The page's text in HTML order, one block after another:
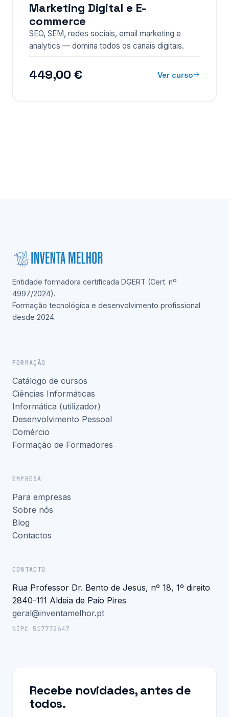
Marketing Digital e E-
commerce
SEO, SEM, redes sociais, email marketing e
analytics — domina todos os canais digitais.
449,00 € Ver curso
Entidade formadora certificada DGERT (Cert. nº
4997/2024).
Formação tecnológica e desenvolvimento profissional
desde 2024.
FORMAÇÃO
Catálogo de cursos
Ciências Informáticas
Informática (utilizador)
Desenvolvimento Pessoal
Comércio
Formação de Formadores
EMPRESA
Para empresas
Sobre nós
Blog
Contactos
CONTACTO
Rua Professor Dr. Bento de Jesus, nº 18, 1º direito
2840-111 Aldeia de Paio Pires
geral@inventamelhor.pt
NIPC 517772647
Recebe novidades, antes de
todos.